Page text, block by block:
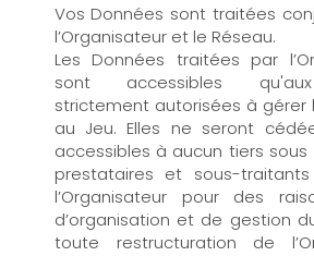
Vos Données sont traitées
l’Organisateur et le Réseau.
Les Données traitées par
sont accessibles
strictement autorisées à gérer
au Jeu. Elles ne seront
accessibles à aucun tiers
prestataires et sous-
l’Organisateur pour des
d’organisation et de gestion
toute restructuration de